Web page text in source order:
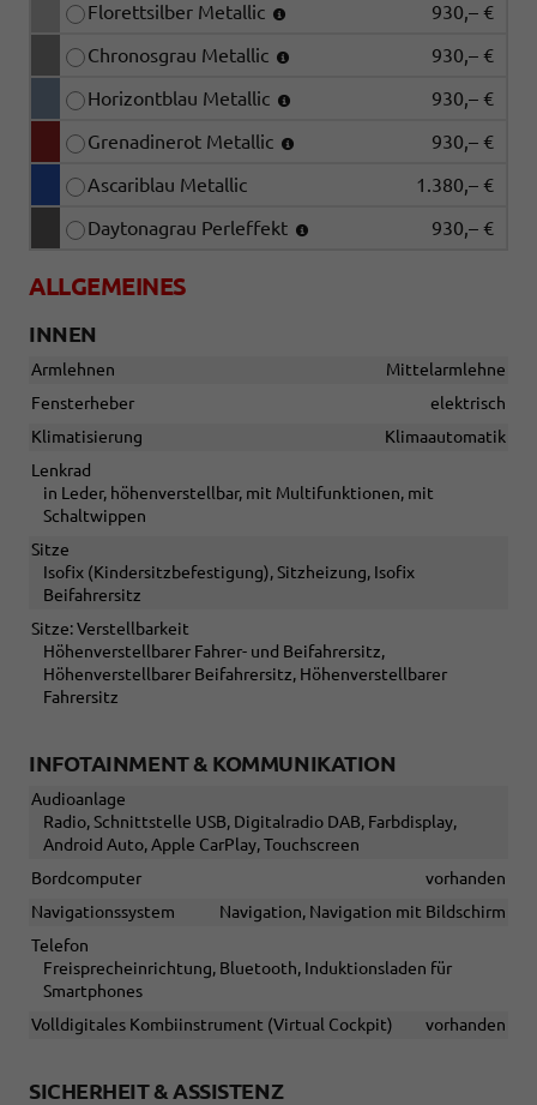
Florettsilber Metallic
930,– €
Chronosgrau Metallic
930,– €
Horizontblau Metallic
930,– €
Grenadinerot Metallic
930,– €
Ascariblau Metallic
1.380,– €
Daytonagrau Perleffekt
930,– €
ALLGEMEINES
INNEN
Armlehnen
Mittelarmlehne
Fensterheber
elektrisch
Klimatisierung
Klimaautomatik
Lenkrad
in Leder, höhenverstellbar, mit Multifunktionen, mit
Schaltwippen
Sitze
Isofix (Kindersitzbefestigung), Sitzheizung, Isofix
Beifahrersitz
Sitze: Verstellbarkeit
Höhenverstellbarer Fahrer- und Beifahrersitz,
Höhenverstellbarer Beifahrersitz, Höhenverstellbarer
Fahrersitz
INFOTAINMENT & KOMMUNIKATION
Audioanlage
Radio, Schnittstelle USB, Digitalradio DAB, Farbdisplay,
Android Auto, Apple CarPlay, Touchscreen
Bordcomputer
vorhanden
Navigationssystem
Navigation, Navigation mit Bildschirm
Telefon
Freisprecheinrichtung, Bluetooth, Induktionsladen für
Smartphones
Volldigitales Kombiinstrument (Virtual Cockpit)
vorhanden
SICHERHEIT & ASSISTENZ